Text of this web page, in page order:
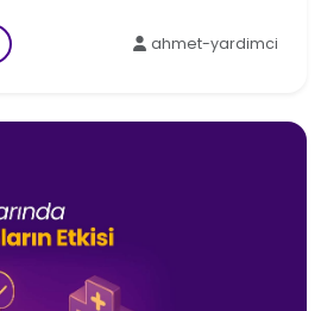
ahmet-yardimci